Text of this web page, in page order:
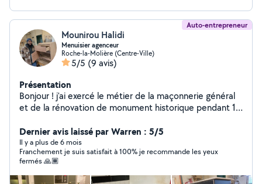
Auto-entrepreneur
Mounirou Halidi
Menuisier agenceur
Roche-la-Molière (Centre-Ville)
5/5 (9 avis)
Présentation
Bonjour ! j'ai exercé le métier de la maçonnerie général
et de la rénovation de monument historique pendant 15
reconverti en tant que menuisier agenceur en option
fabriquant et installation agencement intérieur. Je suis
disponible et flexible pour discuter de vos projets et
trouver des solutions adaptées à vos besoins et à votre
budget.
Dernier avis laissé par Warren : 5/5
Il y a plus de 6 mois
Franchement je suis satisfait à 100% je recommande les yeux
fermés 🙏🏾